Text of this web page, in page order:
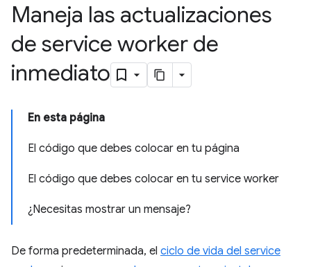
Maneja las actualizaciones
de service worker de
inmediato
En esta página
El código que debes colocar en tu página
El código que debes colocar en tu service worker
¿Necesitas mostrar un mensaje?
De forma predeterminada, el ciclo de vida del service